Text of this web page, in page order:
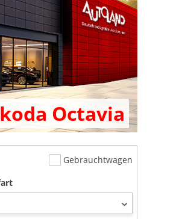
Octavia
Gebrauchtwagen